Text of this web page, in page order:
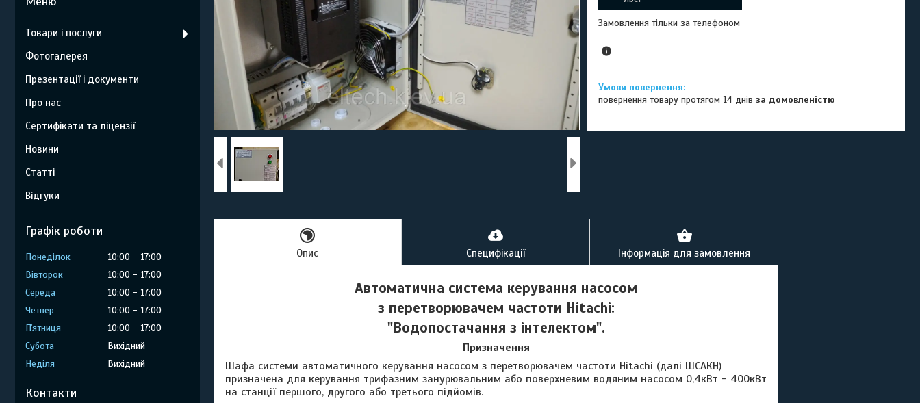
Замовлення тільки за телефоном
повернення товару протягом 14 днівза домовленістю
Опис Специфікації Інформація для замовлення
Автоматична система керування насосом
з перетворювачем частоти Hitachi:
"Водопостачання з інтелектом".
Призначення
Шафа системи автоматичного керування насосом з перетворювачем частоти Hitachi (далі ШСАКН)
призначена для керування трифазним занурювальним або поверхневим водяним насосом 0,4кВт - 400кВт
на станції першого, другого або третього підйомів.
Товари і послуги
Фотогалерея
Презентації і документи
Про нас
Сертифікати та ліцензії
Новини
Статті
Відгуки
Графік роботи
Понеділок 10:00
17:00
Вівторок
10:00
17:00
Середа
10:00
17:00
Четвер
10:00
17:00
Пʼятниця
10:00
17:00
Субота
Вихідний
Неділя
Вихідний
Контакти